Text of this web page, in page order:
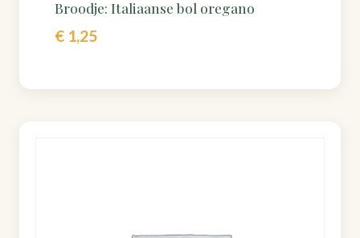
Broodje: Italiaanse bol oregano
€ 1,25